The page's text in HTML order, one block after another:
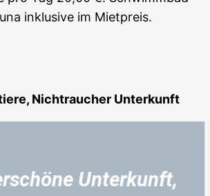
inklusive im Mietpreis.
Nichtraucher Unterkunft
Unterkunft,